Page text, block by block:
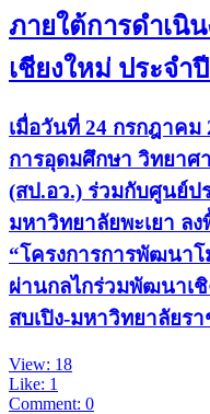
ภายใต้การดำเนิ
เชียงใหม่ ประจำปี
เมื่อวันที่ 24 กรกฎาคม
การอุดมศึกษา วิทยาศ
(สป.อว.) ร่วมกับศูนย์ป
มหาวิทยาลัยพะเยา ล
“โครงการการพัฒนา
ผ่านกลไกร่วมพัฒนาเ
สบเปิง-มหาวิทยาลัยร
View: 18
Like: 1
Comment: 0